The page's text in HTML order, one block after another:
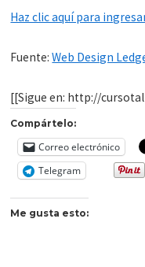
Haz clic aquí para
Fuente:Web Design
[[Sigue en: http://
Compártelo:
Correo electrónico
Telegram
Me gusta esto: